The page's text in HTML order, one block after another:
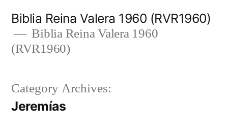
content
Biblia Reina Valera 1960 (RVR1960)
Biblia Reina Valera 1960
(RVR1960)
Category Archives:
Jeremías